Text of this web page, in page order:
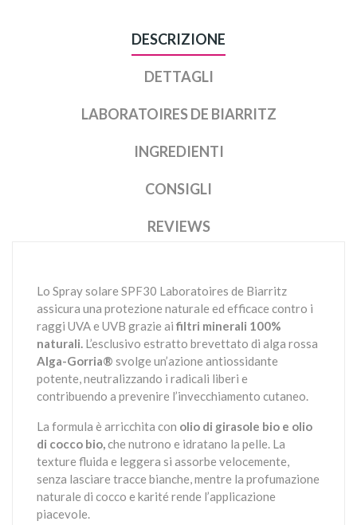
DESCRIZIONE
DETTAGLI
LABORATOIRES DE BIARRITZ
INGREDIENTI
CONSIGLI
REVIEWS
Lo Spray solare SPF30 Laboratoires de Biarritz
assicura una protezione naturale ed efficace contro i
raggi UVA e UVB grazie ai filtri minerali 100%
naturali. L’esclusivo estratto brevettato di alga rossa
Alga-Gorria® svolge un’azione antiossidante
potente, neutralizzando i radicali liberi e
contribuendo a prevenire l’invecchiamento cutaneo.
La formula è arricchita con olio di girasole bio e olio
di cocco bio,che nutrono e idratano la pelle. La
texture fluida e leggera si assorbe velocemente,
senza lasciare tracce bianche, mentre la profumazione
naturale di cocco e karité rende l’applicazione
piacevole.